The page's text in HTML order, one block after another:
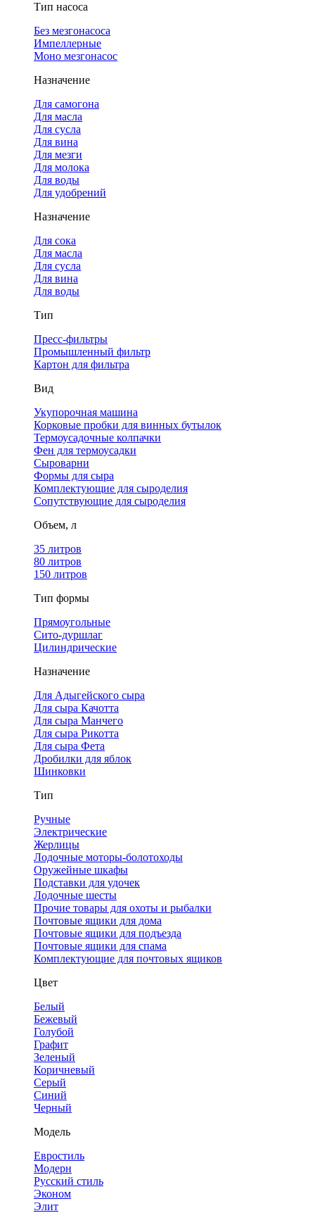
Тип насоса
Без мезгонасоса
Импеллерные
Моно мезгонасос
Назначение
Для самогона
Для масла
Для сусла
Для вина
Для мезги
Для молока
Для воды
Для удобрений
Назначение
Для сока
Для масла
Для сусла
Для вина
Для воды
Тип
Пресс-фильтры
Промышленный фильтр
Картон для фильтра
Вид
Укупорочная машина
Корковые пробки для винных бутылок
Термоусадочные колпачки
Фен для термоусадки
Сыроварни
Формы для сыра
Комплектующие для сыроделия
Сопутствующие для сыроделия
Объем, л
35 литров
80 литров
150 литров
Тип формы
Прямоугольные
Сито-дуршлаг
Цилиндрические
Назначение
Для Адыгейского сыра
Для сыра Качотта
Для сыра Манчего
Для сыра Рикотта
Для сыра Фета
Дробилки для яблок
Шинковки
Тип
Ручные
Электрические
Жерлицы
Лодочные моторы-болотоходы
Оружейные шкафы
Подставки для удочек
Лодочные шесты
Прочие товары для охоты и рыбалки
Почтовые ящики для дома
Почтовые ящики для подъезда
Почтовые ящики для спама
Комплектующие для почтовых ящиков
Цвет
Белый
Бежевый
Голубой
Графит
Зеленый
Коричневый
Серый
Синий
Черный
Модель
Евростиль
Модерн
Русский стиль
Эконом
Элит